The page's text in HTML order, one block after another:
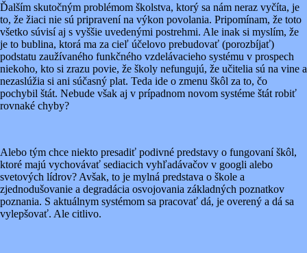
Ďalším skutočným problémom školstva, ktorý sa nám neraz vyčíta, je
to, že žiaci nie sú pripravení na výkon povolania. Pripomínam, že toto
všetko súvisí aj s vyššie uvedenými postrehmi. Ale inak si myslím, že
je to bublina, ktorá ma za cieľ účelovo prebudovať (porozbíjať)
podstatu zaužívaného funkčného vzdelávacieho systému v prospech
niekoho, kto si zrazu povie, že školy nefungujú, že učitelia sú na vine a
nezaslúžia si ani súčasný plat. Teda ide o zmenu škôl za to, čo
pochybil štát. Nebude však aj v prípadnom novom systéme štát robiť
rovnaké chyby?
Alebo tým chce niekto presadiť podivné predstavy o fungovaní škôl,
ktoré majú vychovávať sediacich vyhľadávačov v googli alebo
svetových lídrov? Avšak, to je mylná predstava o škole a
zjednodušovanie a degradácia osvojovania základných poznatkov
poznania. S aktuálnym systémom sa pracovať dá, je overený a dá sa
vylepšovať. Ale citlivo.